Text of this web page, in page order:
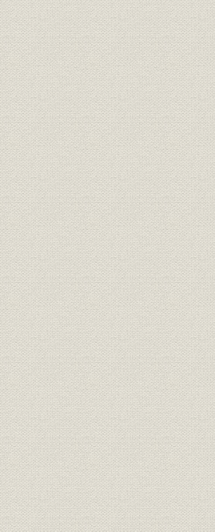
津和野第五十三国立銀行の主要
勘定の推移
明治15年
年(1897年
五十三銀行の主要勘定の推移
明治31年
年(1903年
鳥取県農工銀行 [明治31年
島根県農工銀行 [明治31年
創立時の松江銀行本店 明治22年
創立時の米子銀行本店 明治27年
山陰地方の銀行の年次別新設状
況
明治18年
(1912年)
山陰地方銀行の地域別設立状況 大正元年
山陰地方の普通銀行資金構成の
推移
明治31年
(1908年)